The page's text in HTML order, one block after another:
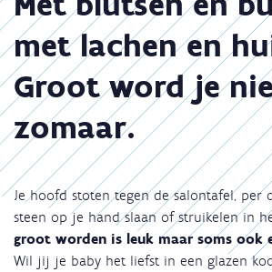
met lachen en
Groot word je
zomaar.
Je hoofd stoten tegen de salontafel, per
steen op je hand slaan of struikelen in
groot worden is leuk maar soms ook
Wil jij je baby het liefst in een glazen